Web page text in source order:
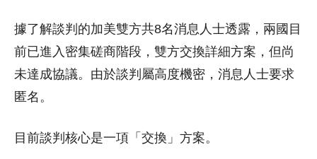
據了解談判的加美雙方共8名消息人士透露，兩國目
前已進入密集磋商階段，雙方交換詳細方案，但尚
未達成協議。由於談判屬高度機密，消息人士要求
匿名。
目前談判核心是一項「交換」方案。